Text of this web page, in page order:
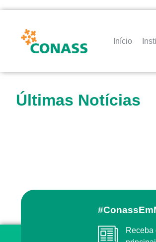
Início
Últimas Notícias
Receba